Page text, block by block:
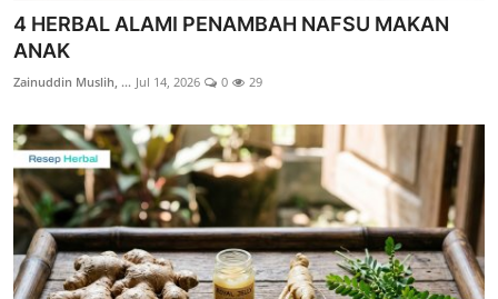
4 HERBAL ALAMI PENAMBAH NAFSU MAKAN
ANAK
Zainuddin Muslih, ... Jul 14, 2026 0 29